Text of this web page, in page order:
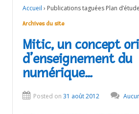
Accueil › Publications taguées Plan
Archives du site
Mitic, un concept
d’enseignement du
numérique…
Posted on 31 août 2012